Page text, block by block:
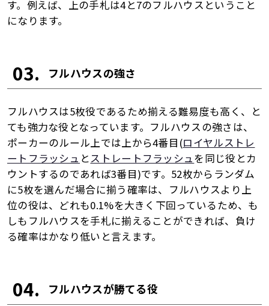
す。例えば、上の手札は4と7のフルハウスということ
になります。
03. フルハウスの強さ
フルハウスは5枚役であるため揃える難易度も高く、と
ても強力な役となっています。フルハウスの強さは、
ポーカーのルール上では上から4番目(ロイヤルストレ
ートフラッシュ とストレートフラッシュを同じ役とカ
ウントするのであれば3番目)です。52枚からランダム
に5枚を選んだ場合に揃う確率は、フルハウスより上
位の役は、どれも0.1%を大きく下回っているため、も
しもフルハウスを手札に揃えることができれば、負け
る確率はかなり低いと言えます。
04. フルハウスが勝てる役